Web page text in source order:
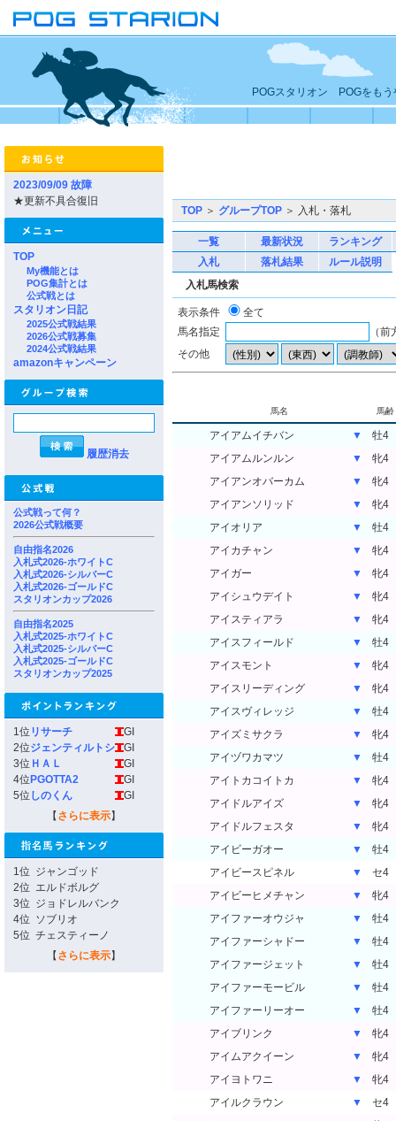
POGスタリオン POGをもう
2023/09/09 故障
★更新不具合復旧
TOP
My機能とは
POG集計とは
公式戦とは
スタリオン日記
2025公式戦結果
2026公式戦募集
2024公式戦結果
amazonキャンペーン
履歴消去
公式戦って何？
2026公式戦概要
自由指名2026
入札式2026-ホワイトC
入札式2026-シルバーC
入札式2026-ゴールドC
スタリオンカップ2026
自由指名2025
入札式2025-ホワイトC
入札式2025-シルバーC
入札式2025-ゴールドC
スタリオンカップ2025
1位 リサーチ
GI
2位ジェンティルトシ
GI
3位 ＨＡＬ
GI
4位 PGOTTA2
GI
5位 しのくん
GI
【 さらに表示】
1位 ジャンゴッド
2位 エルドボルグ
3位 ジョドレルバンク
4位 ソブリオ
5位 チェスティーノ
【 さらに表示】
TOP ＞ グループTOP ＞ 入札・落札
一覧 最新状況
ランキング
入札
落札結果
ルール説明
入札馬検索
表示条件
全て
馬名指定
（
その他
馬名 馬齢
アイアムイチバン ▼
牡4
アイアムルンルン
▼
牝4
アイアンオバーカム
▼
牝4
アイアンソリッド
▼
牝4
アイオリア
▼
牡4
アイカチャン
▼
牝4
アイガー
▼
牝4
アイシュウデイト
▼
牝4
アイスティアラ
▼
牝4
アイスフィールド
▼
牡4
アイスモント
▼
牝4
アイスリーディング
▼
牝4
アイスヴィレッジ
▼
牡4
アイズミサクラ
▼
牝4
アイヅワカマツ
▼
牡4
アイトカコイトカ
▼
牝4
アイドルアイズ
▼
牝4
アイドルフェスタ
▼
牝4
アイビーガオー
▼
牡4
アイビースピネル
▼
セ4
アイビーヒメチャン
▼
牝4
アイファーオウジャ
▼
牡4
アイファーシャドー
▼
牡4
アイファージェット
▼
牡4
アイファーモービル
▼
牡4
アイファーリーオー
▼
牡4
アイブリンク
▼
牝4
アイムアクイーン
▼
牝4
アイヨトワニ
▼
牝4
アイルクラウン
▼
セ4